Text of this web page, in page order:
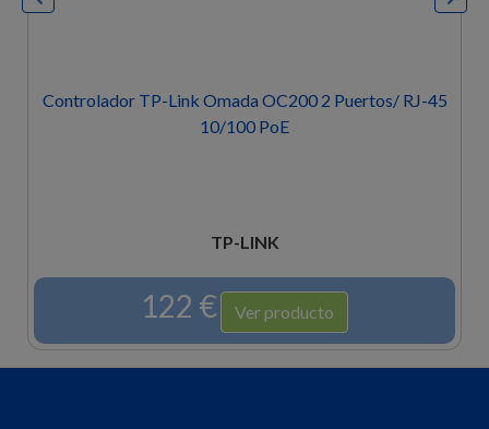
Controlador TP-Link Omada OC200 2 Puertos/ RJ-45
10/100 PoE
TP-LINK
122 € Ver producto